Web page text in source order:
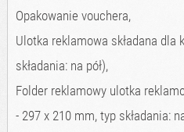
Opakowanie vouchera,
Ulotka reklamowa składana dla
składania: na pół),
Folder reklamowy ulotka
- 297 x 210 mm, typ składania: